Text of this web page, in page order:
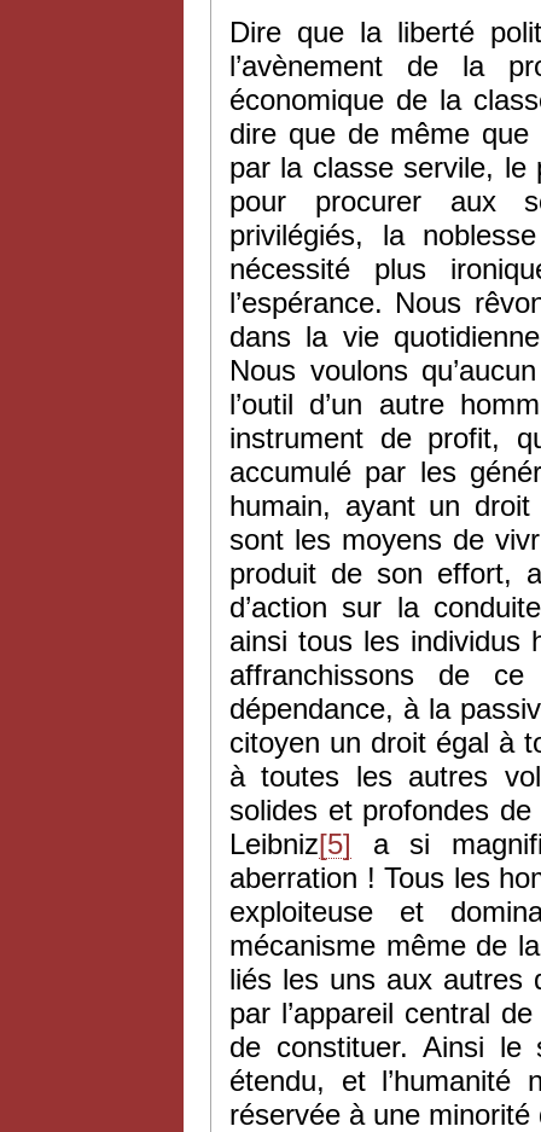
Dire que la liberté
l’avènement de la
économique de la
dire que de même
par la classe servile, le
pour procurer aux
privilégiés, la
nécessité plus
l’espérance. Nous
dans la vie
Nous voulons
l’outil d’un autre
instrument de profit,
accumulé par les
humain, ayant un
sont les moyens de
produit de son effort,
d’action sur la
ainsi tous les individus
affranchissons de
dépendance, à la
citoyen un droit égal à
à toutes les autres
solides et profondes
Leibniz[5] a si
aberration ! Tous les
exploiteuse et
mécanisme même de
liés les uns aux autres
par l’appareil central
de constituer. Ainsi le
étendu, et l’humanité
réservée à une minorité